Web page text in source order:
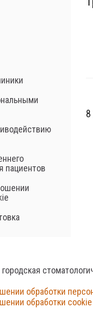
пациентов
обработки
обработки cookie